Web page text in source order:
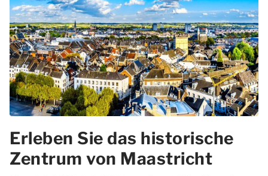
Erleben Sie das historische
Zentrum von Maastricht